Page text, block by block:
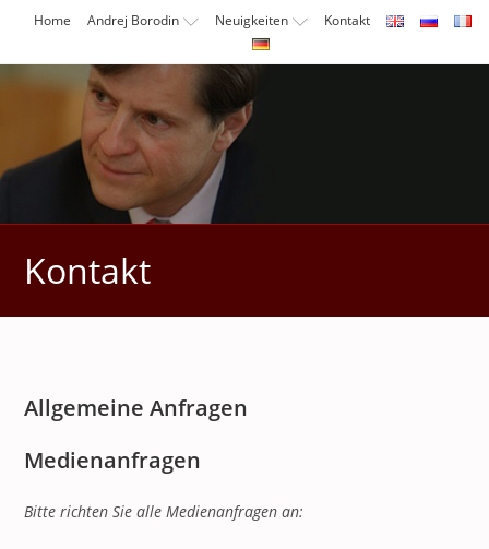
springen
Home Andrej Borodin Neuigkeiten Kontakt
Kontakt
Allgemeine Anfragen
Medienanfragen
Bitte richten Sie alle Medienanfragen an: